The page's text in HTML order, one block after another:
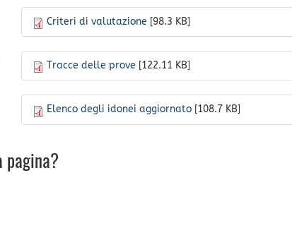
Criteri di valutazione [98.3 KB]
Tracce delle prove [122.11 KB]
Elenco degli idonei aggiornato[108.7 KB]
pagina?